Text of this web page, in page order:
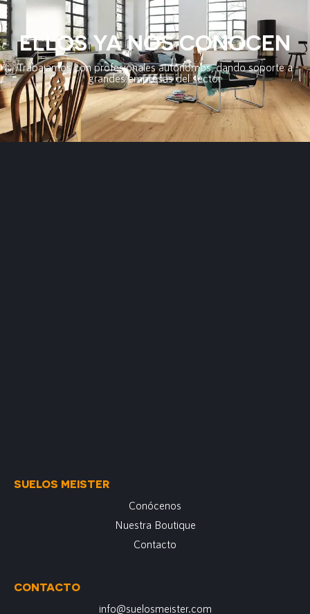
ELLOS YA NOS CONOCEN
Trabajamos con profesionales autónomos, dando soporte a
grandes empresas del sector
SUELOS MEISTER
Conócenos
Nuestra Boutique
Contacto
CONTACTO
info@suelosmeister.com